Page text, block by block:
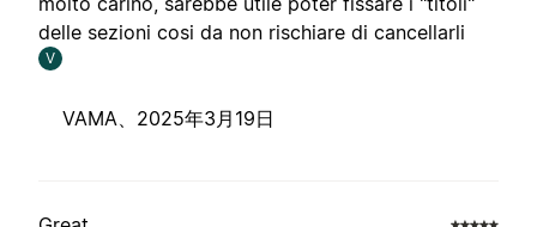
delle sezioni cosi da non rischiare di cancellarli
V
VAMA、 2025年3月19日